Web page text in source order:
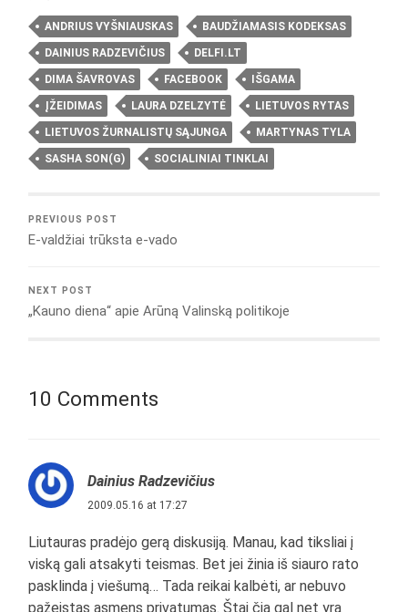
ANDRIUS VYŠNIAUSKAS BAUDŽIAMASIS KODEKSAS
DAINIUS RADZEVIČIUS DELFI.LT
DIMA ŠAVROVAS FACEBOOK IŠGAMA
ĮŽEIDIMAS LAURA DZELZYTĖ LIETUVOS RYTAS
LIETUVOS ŽURNALISTŲ SĄJUNGA MARTYNAS TYLA
SASHA SON(G) SOCIALINIAI TINKLAI
PREVIOUS POST
E-valdžiai trūksta e-vado
NEXT POST
„Kauno diena“ apie Arūną Valinską politikoje
10 Comments
Dainius Radzevičius
2009.05.16 at 17:27
Liutauras pradėjo gerą diskusiją. Manau, kad tiksliai į
viską gali atsakyti teismas. Bet jei žinia iš siauro rato
pasklinda į viešumą… Tada reikai kalbėti, ar nebuvo
pažeistas asmens privatumas. Štai čia gal net yra